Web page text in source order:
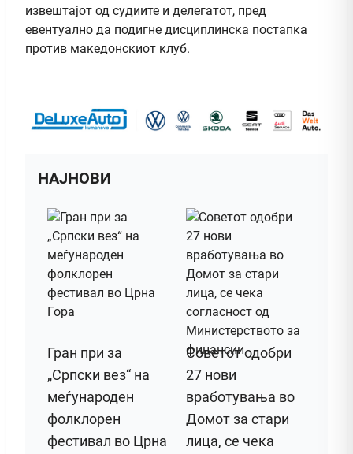
извештајот од судиите и делегатот, пред
евентуално да подигне дисциплинска постапка
против македонскиот клуб.
НАЈНОВИ
Гран при за
„Српски вез“ на
меѓународен
фолклорен
фестивал во Црна
Советот одобри
27 нови
вработувања во
Домот за стари
лица, се чека